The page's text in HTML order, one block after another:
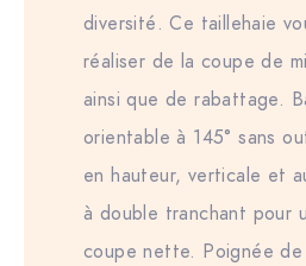
diversité. Ce taillehaie
réaliser de la coupe de
ainsi que de rabattage.
orientable à 145° sans
en hauteur, verticale et
à double tranchant pour
coupe nette. Poignée de